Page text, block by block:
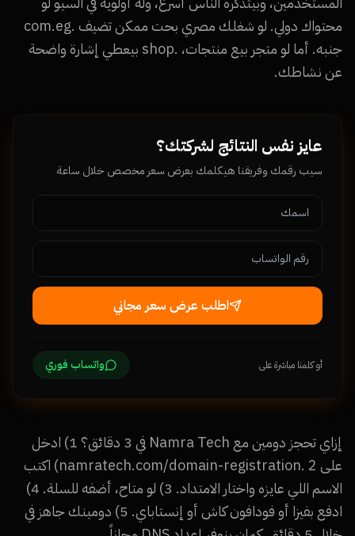
محتواك دولي. لو شغلك مصري بحت ممكن تضيف .com.eg
جنبه. أما لو متجر بيع منتجات، .shop بيعطي إشارة واضحة
عن نشاطك.
عايز نفس النتائج لشركتك؟
سيب رقمك وفريقنا هيكلمك بعرض سعر مخصص خلال ساعة
اطلب عرض سعر مجاني
أو كلمنا مباشرة على واتساب فوري
إزاي تحجز دومين مع Namra Tech في 3 دقائق؟ 1) ادخل
على namratech.com/domain-registration. 2) اكتب
الاسم اللي عايزه واختار الامتداد. 3) لو متاح، أضفه للسلة. 4)
ادفع بفيزا أو فودافون كاش أو إنستاباي. 5) دومينك جاهز في